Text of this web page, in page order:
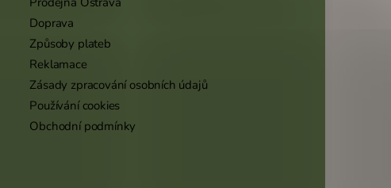
Doprava
Způsoby plateb
Reklamace
Zásady zpracování osobních údajů
Používání cookies
Obchodní podmínky